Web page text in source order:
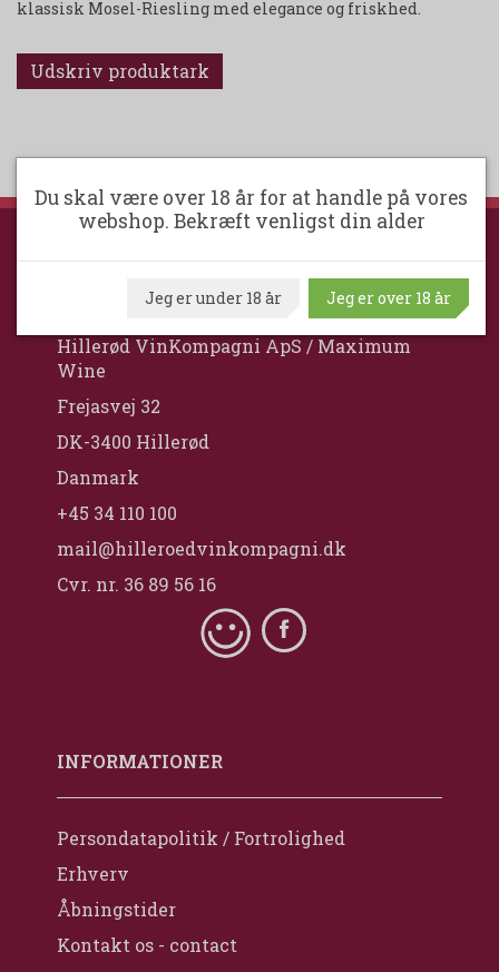
klassisk Mosel-Riesling med elegance og friskhed.
Udskriv produktark
Hillerød VinKompagni ApS / Maximum
Wine
Frejasvej 32
DK-3400 Hillerød
Danmark
+45 34 110 100
mail@hilleroedvinkompagni.dk
Cvr. nr. 36 89 56 16
INFORMATIONER
Persondatapolitik / Fortrolighed
Erhverv
Åbningstider
Kontakt os - contact
Du skal være over 18 år for at handle på vores
webshop. Bekræft venligst din alder
Jeg er under 18 år Jeg er over 18 år